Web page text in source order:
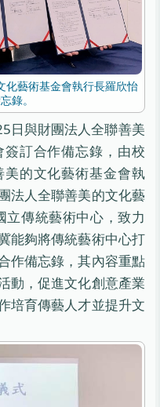
化藝術基金會執行長羅欣怡
錄。
日與財團法人全聯善美
訂合作備忘錄，由校
的文化藝術基金會執
法人全聯善美的文化藝
傳統藝術中心，致力
能夠將傳統藝術中心打
作備忘錄，其內容重點
動，促進文化創意產業
培育傳藝人才並提升文